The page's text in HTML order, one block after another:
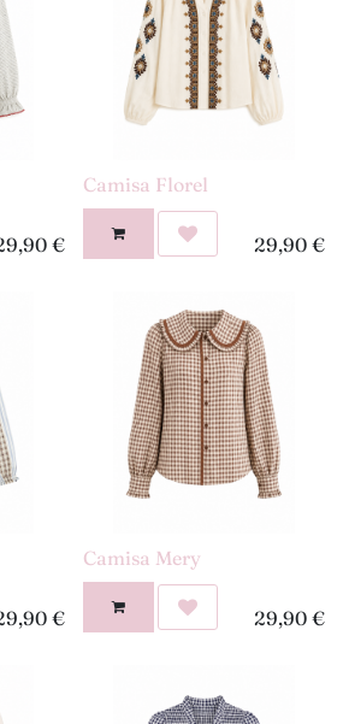
€
Camisa Florel
29,90 €
€
Camisa Mery
29,90 €